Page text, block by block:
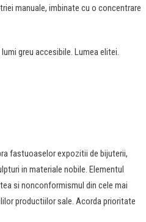
manuale, imbinate cu o concentrare
greu accesibile. Lumea elitei.
fastuoaselor expozitii de bijuterii,
in materiale nobile. Elementul
si nonconformismul din cele mai
productiilor sale. Acorda prioritate